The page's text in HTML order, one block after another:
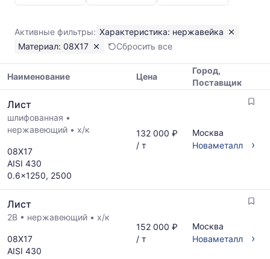
08Х17
Показаны
минимальная,
медианная
и
по
данным
прайс-
листов
поставщиков
за
последний
Статистика
рассчитывается
актуальным
предложениям
Активные фильтры: Характеристика: нержавейка
Материал: 08Х17
Сбросить все
цен
на
металлопрокат
указанием
ГОСТ,
размеров
и
поставщиков
по
Наименование Цена
Город,
Поставщик
Лист
шлифованная •
нержавеющий • х/к
08Х17
AISI 430
0.6x1250, 2500
132 000 ₽
/ т
Москва
Новаметалл
›
Лист
2B • нержавеющий • х/к
08Х17
AISI 430
152 000 ₽
/ т
Москва
Новаметалл
›